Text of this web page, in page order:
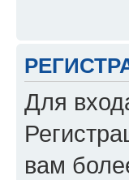
Для
вам